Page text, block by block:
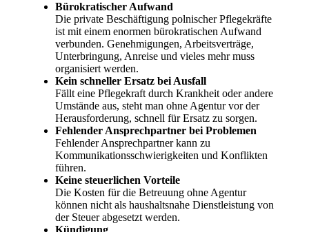
Bürokratischer Aufwand
Die private Beschäftigung polnischer Pflegekräfte
ist mit einem enormen bürokratischen Aufwand
verbunden. Genehmigungen, Arbeitsverträge,
Unterbringung, Anreise und vieles mehr muss
organisiert werden.
Kein schneller Ersatz bei Ausfall
Fällt eine Pflegekraft durch Krankheit oder andere
Umstände aus, steht man ohne Agentur vor der
Herausforderung, schnell für Ersatz zu sorgen.
Fehlender Ansprechpartner bei Problemen
Fehlender Ansprechpartner kann zu
Kommunikationsschwierigkeiten und Konflikten
führen.
Keine steuerlichen Vorteile
Die Kosten für die Betreuung ohne Agentur
können nicht als haushaltsnahe Dienstleistung von
der Steuer abgesetzt werden.